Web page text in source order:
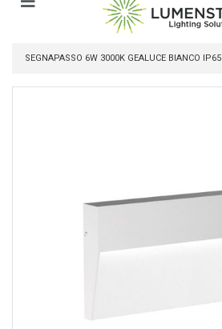
SEGNAPASSO 6W 3000K GEALUCE BIANCO IP65